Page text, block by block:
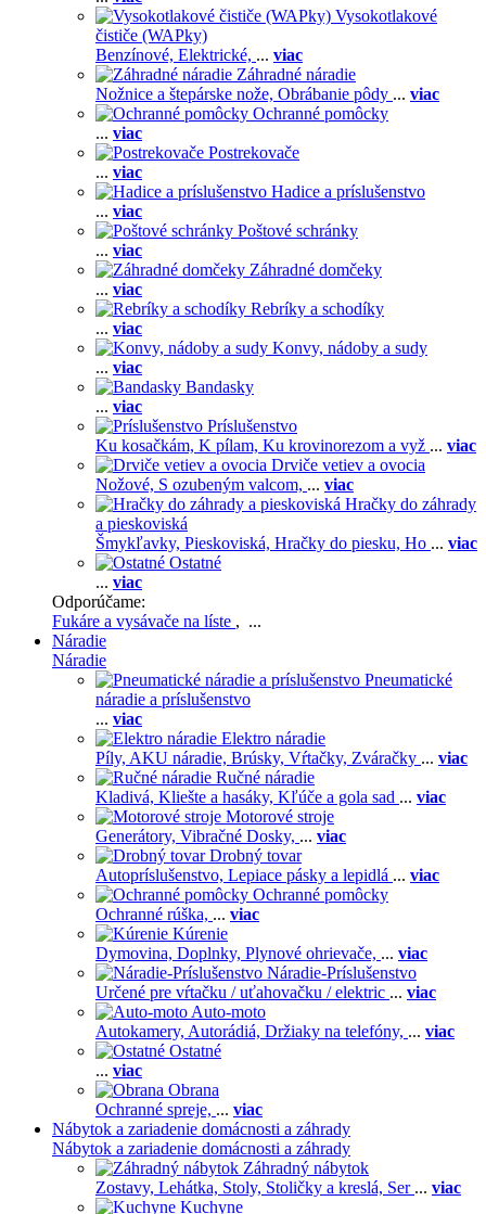
Vysokotlakové
čističe (WAPky)
Benzínové, Elektrické, ... viac
Záhradné náradie
Nožnice a štepárske nože, Obrábanie pôdy ... viac
Ochranné pomôcky
... viac
Postrekovače
... viac
Hadice a príslušenstvo
... viac
Poštové schránky
... viac
Záhradné domčeky
... viac
Rebríky a schodíky
... viac
Konvy, nádoby a sudy
... viac
Bandasky
... viac
Príslušenstvo
Ku kosačkám, K pílam, Ku krovinorezom a vyž ... viac
Drviče vetiev a ovocia
Nožové, S ozubeným valcom, ... viac
Hračky do záhrady
a pieskoviská
Šmykľavky, Pieskoviská, Hračky do piesku, Ho ... viac
Ostatné
... viac
Odporúčame:
Fukáre a vysávače na líste , ...
Náradie
Náradie
Pneumatické
náradie a príslušenstvo
... viac
Elektro náradie
Píly, AKU náradie, Brúsky, Vŕtačky, Zváračky ... viac
Ručné náradie
Kladivá, Kliešte a hasáky, Kľúče a gola sad ... viac
Motorové stroje
Generátory, Vibračné Dosky, ... viac
Drobný tovar
Autopríslušenstvo, Lepiace pásky a lepidlá ... viac
Ochranné pomôcky
Ochranné rúška, ... viac
Kúrenie
Dymovina, Doplnky, Plynové ohrievače, ... viac
Náradie-Príslušenstvo
Určené pre vŕtačku / uťahovačku / elektric ... viac
Auto-moto
Autokamery, Autorádiá, Držiaky na telefóny, ... viac
Ostatné
... viac
Obrana
Ochranné spreje, ... viac
Nábytok a zariadenie domácnosti a záhrady
Nábytok a zariadenie domácnosti a záhrady
Záhradný nábytok
Zostavy, Lehátka, Stoly, Stoličky a kreslá, Ser ... viac
Kuchyne